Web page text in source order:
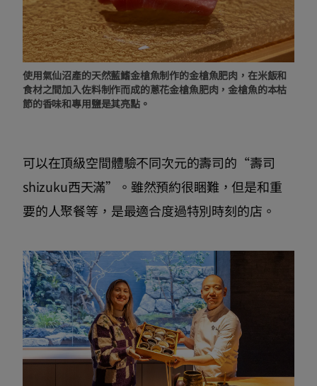
使用氣仙沼產的天然藍鰭金槍魚制作的金槍魚肥肉，在米飯和
食材之間加入佐料制作而成的蔥花金槍魚肥肉，金槍魚的本枯
節的香味和專用鹽是其亮點。
可以在頂級空間體驗不同次元的壽司的“壽司
shizuku西天滿”。雖然預約很睏難，但是和重
要的人聚餐等，是最適合度過特別時刻的店。